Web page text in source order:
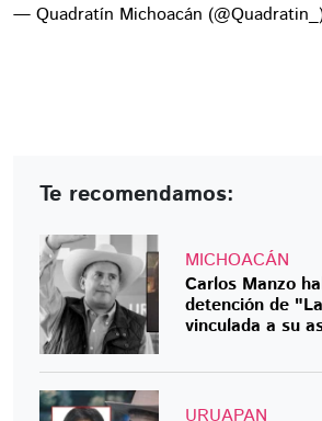
— Quadratín Michoacán
Te recomendamos:
MICHOACÁN
Carlos Manzo
detención de
vinculada a su